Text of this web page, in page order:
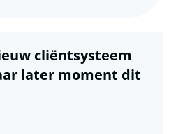
cliëntsysteem
later moment dit